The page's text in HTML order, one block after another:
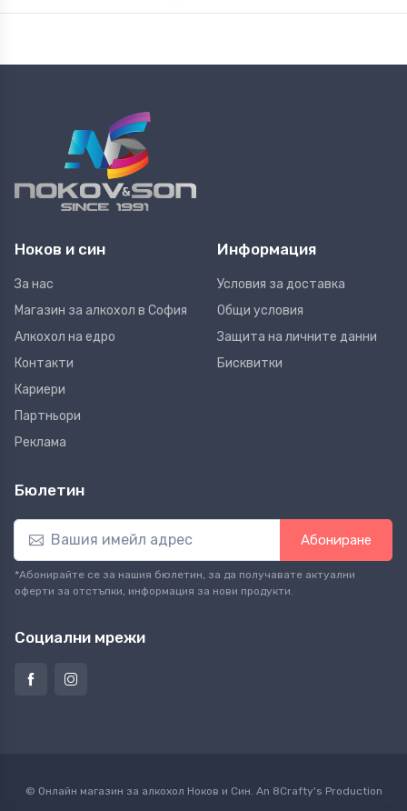
Ноков и син
За нас
Магазин за алкохол в София
Алкохол на едро
Контакти
Кариери
Партньори
Реклама
Информация
Условия за доставка
Общи условия
Защита на личните данни
Бисквитки
Бюлетин
Абониране
*Абонирайте се за нашия бюлетин, за да получавате актуални
оферти за отстъпки, информация за нови продукти.
Социални мрежи
© Онлайн магазин за алкохол Ноков и Син. An 8Crafty's Production